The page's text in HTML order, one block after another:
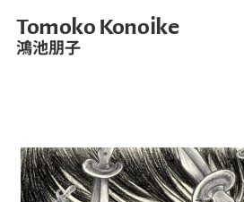
Tomoko Konoike
鴻池朋子